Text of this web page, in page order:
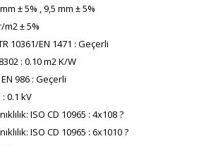
± 5% , 9,5 mm ± 5%
m2 ± 5%
10361/EN 1471 : Geçerli
: 0.10 m2 K/W
986 : Geçerli
0.1 kV
ISO CD 10965 : 4x108 ?
ISO CD 10965 : 6x1010 ?